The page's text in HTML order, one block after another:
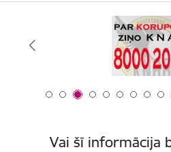
Vai šī informācija